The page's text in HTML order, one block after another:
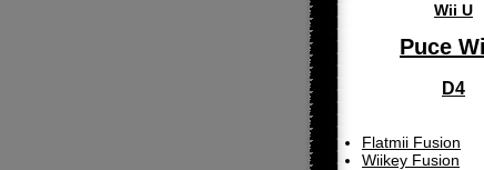
Wii U
Puce
D4
Flatmii Fusion
Wiikey Fusion